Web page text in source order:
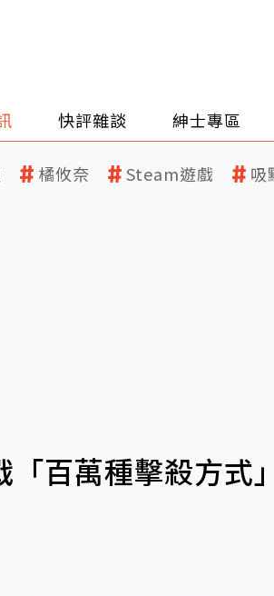
快評雜談 紳士專區
橘攸奈 Steam遊戲 吸
「百萬種擊殺方式